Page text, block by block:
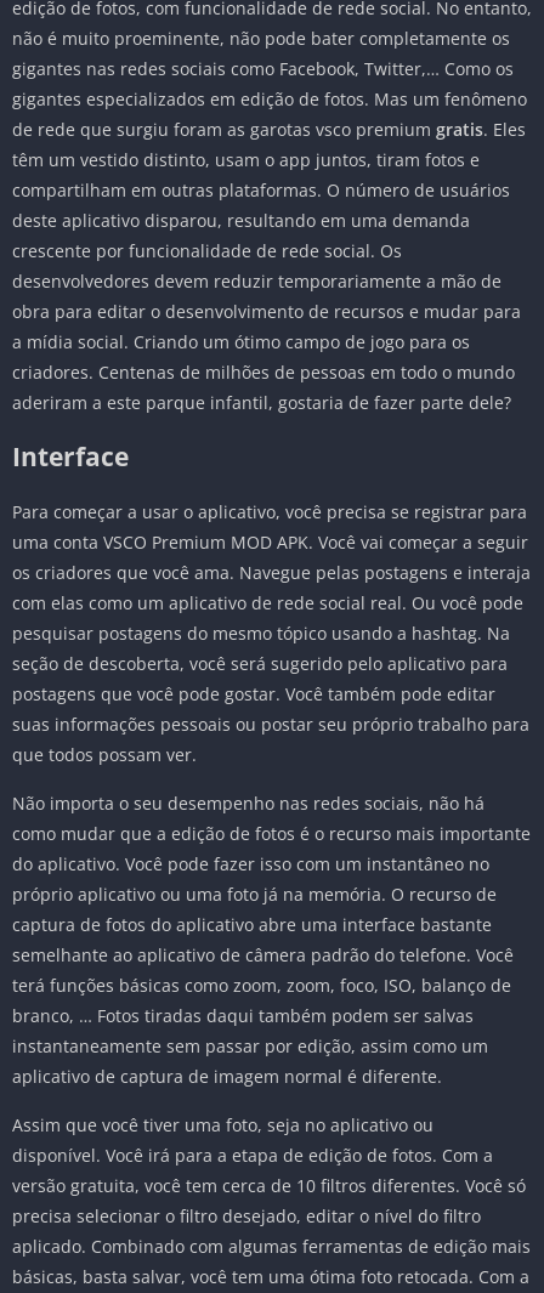
edição de fotos, com funcionalidade de rede social. No entanto,
não é muito proeminente, não pode bater completamente os
gigantes nas redes sociais como Facebook, Twitter,… Como os
gigantes especializados em edição de fotos. Mas um fenômeno
de rede que surgiu foram as garotas vsco premium gratis. Eles
têm um vestido distinto, usam o app juntos, tiram fotos e
compartilham em outras plataformas. O número de usuários
deste aplicativo disparou, resultando em uma demanda
crescente por funcionalidade de rede social. Os
desenvolvedores devem reduzir temporariamente a mão de
obra para editar o desenvolvimento de recursos e mudar para
a mídia social. Criando um ótimo campo de jogo para os
criadores. Centenas de milhões de pessoas em todo o mundo
aderiram a este parque infantil, gostaria de fazer parte dele?
Interface
Para começar a usar o aplicativo, você precisa se registrar para
uma conta VSCO Premium MOD APK. Você vai começar a seguir
os criadores que você ama. Navegue pelas postagens e interaja
com elas como um aplicativo de rede social real. Ou você pode
pesquisar postagens do mesmo tópico usando a hashtag. Na
seção de descoberta, você será sugerido pelo aplicativo para
postagens que você pode gostar. Você também pode editar
suas informações pessoais ou postar seu próprio trabalho para
que todos possam ver.
Não importa o seu desempenho nas redes sociais, não há
como mudar que a edição de fotos é o recurso mais importante
do aplicativo. Você pode fazer isso com um instantâneo no
próprio aplicativo ou uma foto já na memória. O recurso de
captura de fotos do aplicativo abre uma interface bastante
semelhante ao aplicativo de câmera padrão do telefone. Você
terá funções básicas como zoom, zoom, foco, ISO, balanço de
branco, … Fotos tiradas daqui também podem ser salvas
instantaneamente sem passar por edição, assim como um
aplicativo de captura de imagem normal é diferente.
Assim que você tiver uma foto, seja no aplicativo ou
disponível. Você irá para a etapa de edição de fotos. Com a
versão gratuita, você tem cerca de 10 filtros diferentes. Você só
precisa selecionar o filtro desejado, editar o nível do filtro
aplicado. Combinado com algumas ferramentas de edição mais
básicas, basta salvar, você tem uma ótima foto retocada. Com a